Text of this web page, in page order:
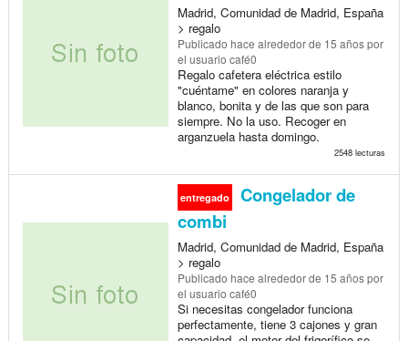
Madrid, Comunidad de Madrid, España
> regalo
Publicado hace alrededor de 15 añospor
el usuario café0
Regalo cafetera eléctrica estilo
"cuéntame" en colores naranja y
blanco, bonita y de las que son para
siempre. No la uso. Recoger en
arganzuela hasta domingo.
2548 lecturas
entregado
Congelador de
combi
Madrid, Comunidad de Madrid, España
> regalo
Publicado hace alrededor de 15 añospor
el usuario café0
Si necesitas congelador funciona
perfectamente, tiene 3 cajones y gran